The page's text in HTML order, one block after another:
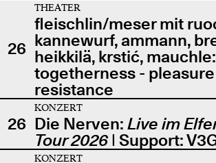
26
THEATER
fleischlin/meser mit
kannewurf, ammann,
heikkilä, krstić, mauchle:
togetherness -
resistance
26
KONZERT
Die Nerven: Live im
Tour 2026| Support:
KONZERT